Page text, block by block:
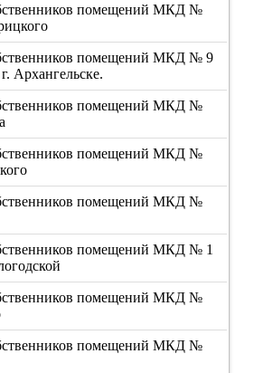
помещений МКД №
помещений МКД № 9
Архангельске.
помещений МКД №
помещений МКД №
помещений МКД №
помещений МКД № 1
помещений МКД №
помещений МКД №